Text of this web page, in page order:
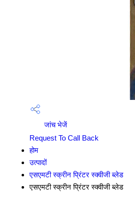
जांच भेजें
Request To Call Back
होम
उत्पादों
एसएमटी स्क्रीन प्रिंटर स्क्वीजी ब्लेड
एसएमटी स्क्रीन प्रिंटर स्क्वीजी ब्लेड